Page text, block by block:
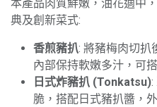
本產品肉質鮮嫩，油花適中
典及創新菜式:
香煎豬扒: 將豬梅肉切扒
內部保持軟嫩多汁，可
日式炸豬扒 (Tonkatsu):
脆，搭配日式豬扒醬，